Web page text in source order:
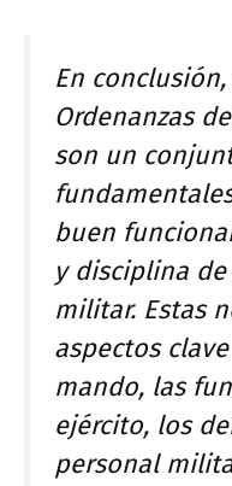
En
Ordenanzas
son un
buen
y disciplina
militar. Estas
aspectos
mando, las
ejército, los
personal